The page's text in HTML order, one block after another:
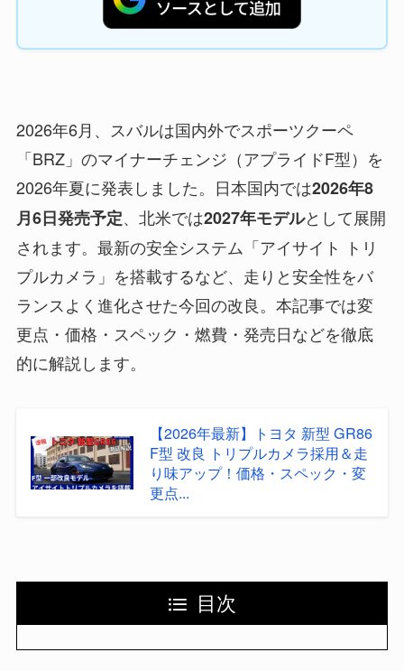
2026年6月、スバルは国内外でスポーツクーペ
「BRZ」のマイナーチェンジ（アプライドF型）を
2026年夏に発表しました。日本国内では2026年8
月6日発売予定、北米では2027年モデルとして展開
されます。最新の安全システム「アイサイト トリ
プルカメラ」を搭載するなど、走りと安全性をバ
ランスよく進化させた今回の改良。本記事では変
更点・価格・スペック・燃費・発売日などを徹底
的に解説します。
【2026年最新】トヨタ 新型 GR86
F型 改良 トリプルカメラ採用＆走
り味アップ！価格・スペック・変
更点...
目次